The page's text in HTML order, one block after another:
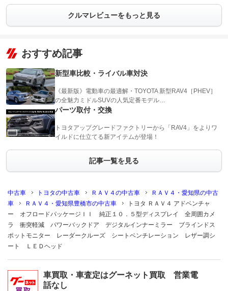
クルマレビューをもっと見る
おすすめ記事
新型車比較・ライバル車対決
《最新版》電動車の最適解・TOYOTA 新型RAV4［PHEV］
の全魅力ミドルSUVの人気定番モデル…
パーツ取付・交換
トヨタアップグレードファクトリーから「RAV4」をよりワ
イルドに仕立てる新アイテムが登場！
記事一覧を見る
中古車 トヨタの中古車 ＲＡＶ４の中古車
ＲＡＶ４・愛知県の中古
車
ＲＡＶ４・愛知県豊橋市の中古車
トヨタ ＲＡＶ４ アドベンチャ
ー オフロードパッケージＩＩ 純正１０．５型ディスプレイ 全周囲カメ
ラ 衝突軽減 パワーバックドア デジタルインナーミラー ブラインドス
ポットモニター レーダークルーズ シートベンチレーション レザー調シ
ート ＬＥＤヘッド
車買取・車査定はグーネット買取 営業電
話なし